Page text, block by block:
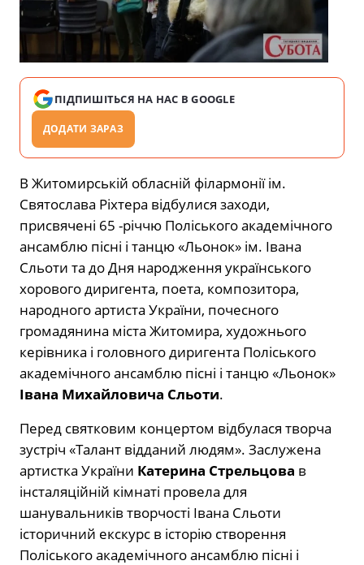
ПІДПИШІТЬСЯ НА НАС В GOOGLE
ДОДАТИ ЗАРАЗ
В Житомирській обласній філармонії ім.
Святослава Ріхтера відбулися заходи,
присвячені 65 -річчю Поліського академічного
ансамблю пісні і танцю «Льонок» ім. Івана
Сльоти та до Дня народження українського
хорового диригента, поета, композитора,
народного артиста України, почесного
громадянина міста Житомира, художнього
керівника і головного диригента Поліського
академічного ансамблю пісні і танцю «Льонок»
Івана Михайловича Сльоти.
Перед святковим концертом відбулася творча
зустріч «Талант відданий людям». Заслужена
артистка України Катерина Стрельцова в
інсталяційній кімнаті провела для
шанувальників творчості Івана Сльоти
історичний екскурс в історію створення
Поліського академічного ансамблю пісні і